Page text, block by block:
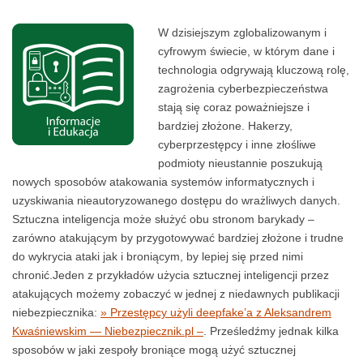
KOMPUTERA
W dzisiejszym zglobalizowanym i
cyfrowym świecie, w którym dane i
technologia odgrywają kluczową rolę,
zagrożenia cyberbezpieczeństwa
stają się coraz poważniejsze i
bardziej złożone. Hakerzy,
cyberprzestępcy i inne złośliwe
podmioty nieustannie poszukują
nowych sposobów atakowania systemów informatycznych i
uzyskiwania nieautoryzowanego dostępu do wrażliwych danych.
Sztuczna inteligencja może służyć obu stronom barykady –
zarówno atakującym by przygotowywać bardziej złożone i trudne
do wykrycia ataki jak i broniącym, by lepiej się przed nimi
chronić.Jeden z przykładów użycia sztucznej inteligencji przez
atakujących możemy zobaczyć w jednej z niedawnych publikacji
niebezpiecznika: » Przestępcy użyli deepfake’a z Aleksandrem
Kwaśniewskim — Niebezpiecznik.pl – . Prześledźmy jednak kilka
sposobów w jaki zespoły broniące mogą użyć sztucznej